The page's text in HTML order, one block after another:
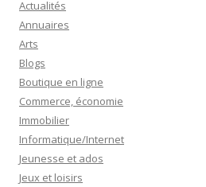
Actualités
Annuaires
Arts
Blogs
Boutique en ligne
Commerce, économie
Immobilier
Informatique/Internet
Jeunesse et ados
Jeux et loisirs